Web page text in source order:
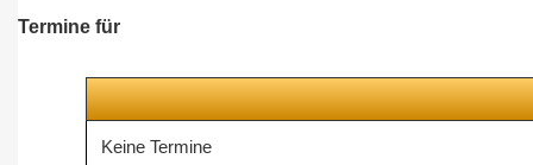
Termine für
Keine Termine